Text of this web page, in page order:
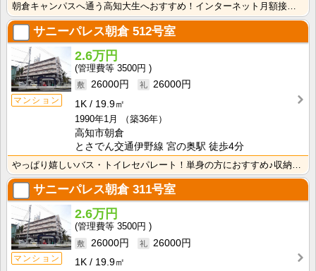
朝倉キャンパスへ通う高知大生へおすすめ！インターネット月額接続使用無料！敷金・礼金無し！エアコン付き･･･
サニーパレス朝倉512号室
マンション
2.6万円
3500円
26000円
26000円
1K
19.9㎡
1990年1月
（築36年）
高知市朝倉
とさでん交通伊野線 宮の奥駅 徒歩4分
サニーパレス朝倉311号室
マンション
2.6万円
3500円
26000円
26000円
1K
19.9㎡